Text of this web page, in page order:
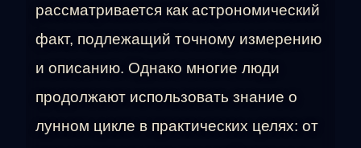
рассматривается как астрономический
факт, подлежащий точному измерению
и описанию. Однако многие люди
продолжают использовать знание о
лунном цикле в практических целях: от